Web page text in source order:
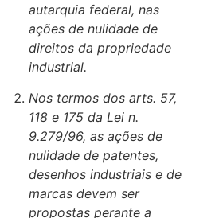
autarquia federal, nas
ações de nulidade de
direitos da propriedade
industrial.
Nos termos dos arts. 57,
118 e 175 da Lei n.
9.279/96, as ações de
nulidade de patentes,
desenhos industriais e de
marcas devem ser
propostas perante a